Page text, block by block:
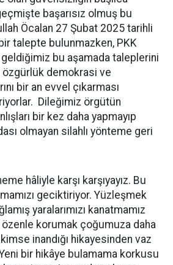
başarısız olmuş bu
Öcalan 27 Şubat 2025 tarihli
talepte bulunmazken, PKK
bu aşamada taleplerini
özgürlük demokrasi ve
bir an evvel çıkarması
Dileğimiz örgütün
bir kez daha yapmayıp
olmayan silahlı yönteme geri
hâliyle karşı karşıyayız. Bu
geciktiriyor. Yüzleşmek
yaralarımızı kanatmamız
özenle korumak çoğumuza daha
inandığı hikayesinden vaz
bir hikâye bulamama korkusu